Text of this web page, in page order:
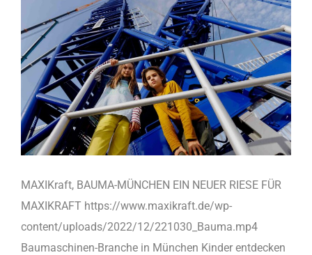
MAXIKraft, BAUMA-MÜNCHEN EIN NEUER RIESE FÜR
MAXIKRAFT https://www.maxikraft.de/wp-
content/uploads/2022/12/221030_Bauma.mp4
Baumaschinen-Branche in München Kinder entdecken